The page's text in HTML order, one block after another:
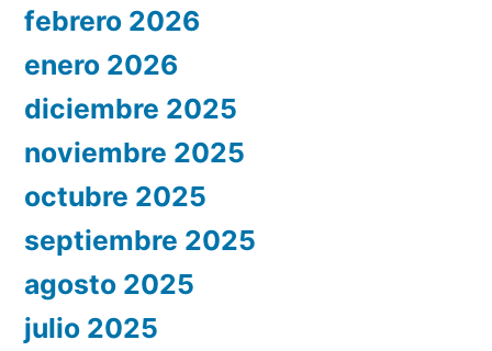
febrero 2026
enero 2026
diciembre 2025
noviembre 2025
octubre 2025
septiembre 2025
agosto 2025
julio 2025